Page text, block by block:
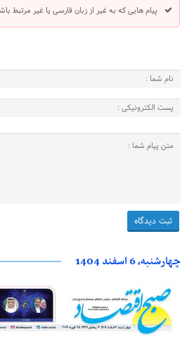
پیام هایی که به غیر از زبان فارسی یا غیر مرتبط
چهارشنبه، 6 اسفند 1404